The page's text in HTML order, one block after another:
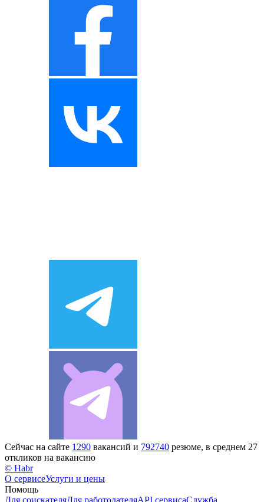
Сейчас на сайте 1290 вакансий и 792740 резюме, в среднем 27
откликов на вакансию
© Habr
О сервисеУслуги и цены
Помощь
Для соискателяДля работодателяAPI сервисаСлужба